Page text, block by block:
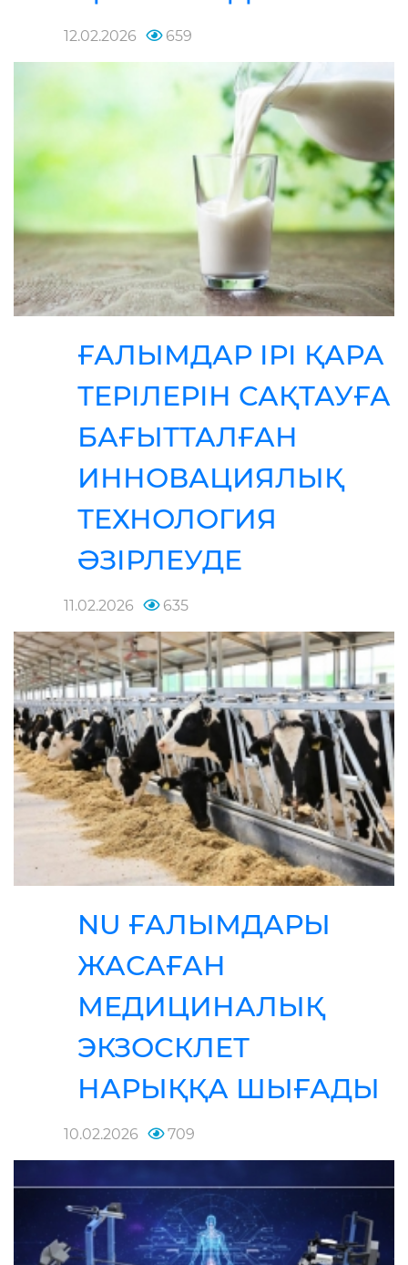
12.02.2026 659
ҒАЛЫМДАР ІРІ ҚАРА
ТЕРІЛЕРІН САҚТАУҒА
БАҒЫТТАЛҒАН
ИННОВАЦИЯЛЫҚ
ТЕХНОЛОГИЯ
ӘЗІРЛЕУДЕ
11.02.2026 635
NU ҒАЛЫМДАРЫ
ЖАСАҒАН
МЕДИЦИНАЛЫҚ
ЭКЗОСКЛЕТ
НАРЫҚҚА ШЫҒАДЫ
10.02.2026 709